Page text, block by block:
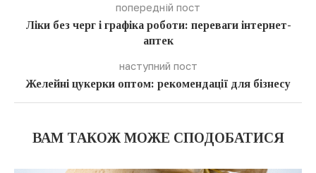
попередній пост
Ліки без черг і графіка роботи: переваги інтернет-
аптек
наступний пост
Желейні цукерки оптом: рекомендації для бізнесу
ВАМ ТАКОЖ МОЖЕ СПОДОБАТИСЯ